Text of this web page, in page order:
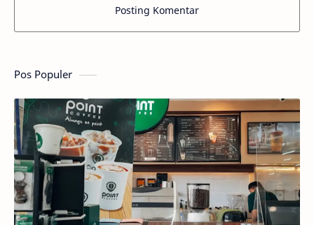
Posting Komentar
Pos Populer